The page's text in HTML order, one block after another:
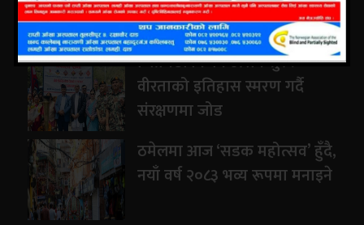
प्रेम संगमको शब्दमा तिज गीत ‘मै कस्ती भाकि छु’
सार्वजनिक
जितगढी विजय उत्सव सुरु:
वीरताको इतिहास स्मरण गर्दै
संरक्षणमा जोड
ठमेलमा आज ‘सडक महोत्सव’ हुँदै,
नयाँ वर्ष २०८३ भव्य रूपमा मनाइने